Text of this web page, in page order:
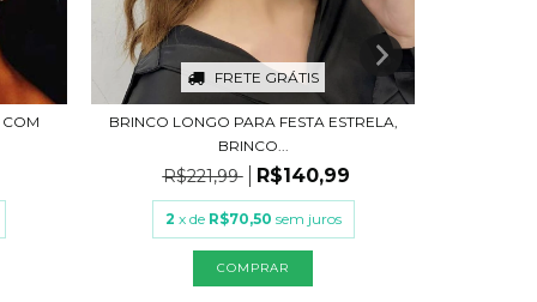
FRETE GRÁTIS
BRINCO LONGO PARA FESTA ESTRELA,
BRINCO...
R$221,99 R$140,99
2 x de R$70,50 sem juros
COMPRAR